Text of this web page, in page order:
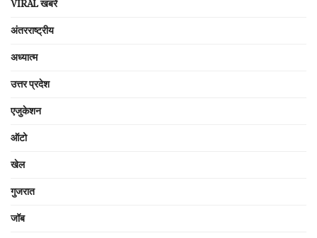
VIRAL खबरें
अंतरराष्ट्रीय
अध्यात्म
उत्तर प्रदेश
एजुकेशन
ऑटो
खेल
गुजरात
जॉब